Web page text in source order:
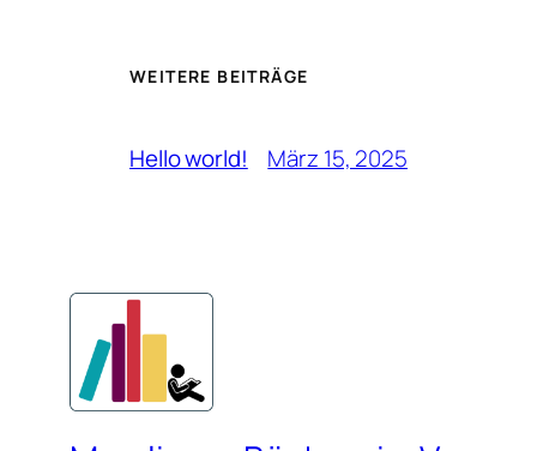
WEITERE BEITRÄGE
Hello world! März 15, 2025